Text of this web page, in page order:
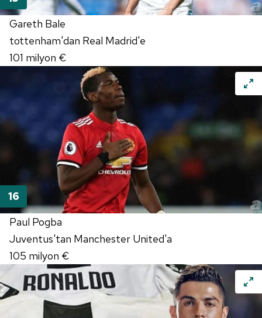
Gareth Bale
tottenham'dan Real Madrid'e
101 milyon €
Paul Pogba
Juventus'tan Manchester United'a
105 milyon €